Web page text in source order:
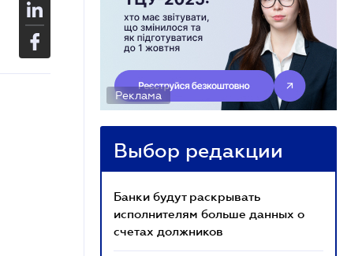
Реклама
Выбор редакции
Банки будут раскрывать
исполнителям больше данных о
счетах должников